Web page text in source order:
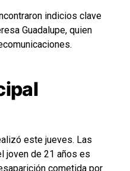
indicios clave
Guadalupe, quien
este jueves. Las
joven de 21 años es
cometida por